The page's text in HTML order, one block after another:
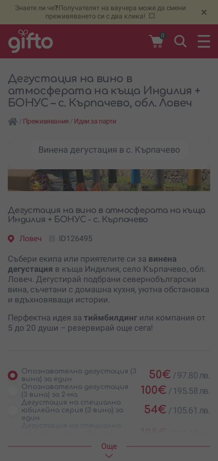
Знаете ли че❓Получателят на ваучера може да смени
преживяването си с два клика! 💥
×
0
Дегустация на вино в
атмосферата на къща Индилия +
БОНУС – с. Кърпачево, обл. Ловеч
/ Преживявания / Идеи за парти
Винена дегустация в с. Кърпачево
Дегустация на вино в атмосферата на къща
Индилия + БОНУС - с. Кърпачево
Ловеч ID126495
Събери екипа или приятелите си за винена
дегустация в къща Индилия, село Кърпачево, обл.
Ловеч. Дегустирай подбрани севернобългарски
вина, съчетани с домашна кухня, уютна обстановка
и вдъхновяващи истории.
Перфектна идея за тиймбилдинг или компания от
5 до 20 души – резервирай още сега!
Опознавателна дегустация (3
вина) за един
50€ /97.80 лв.
Опознавателна дегустация
(3 вина) за 2-ма
100€ /195.58 лв.
Дегустация на специална
юбилейна серия (3 вина) за
един
54€ /105.61 лв.
Дегустация “Пълна
палитра”(5 вина) за един
Oще